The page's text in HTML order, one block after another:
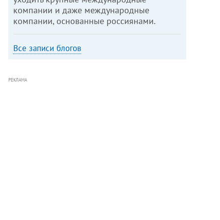
компании и даже международные
компании, основанные россиянами.
Все записи блогов
РЕКЛАМА